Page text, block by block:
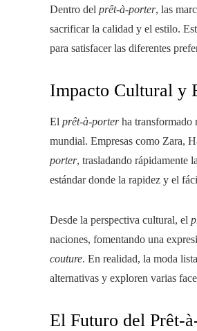
Dentro del prêt-à-porter, las
sacrificar la calidad y el estilo.
para satisfacer las diferentes
Impacto Cultural y
El prêt-à-porterha transformado
mundial. Empresas como Zara,
porter, trasladando rápidamente
estándar donde la rapidez y el
Desde la perspectiva cultural, el
naciones, fomentando una
couture. En realidad, la moda
alternativas y exploren varias
El Futuro del Prêt-